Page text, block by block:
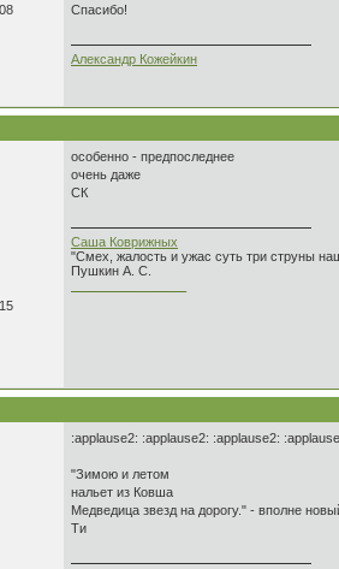
Спасибо!
Александр Кожейкин
особенно - предпоследнее
очень даже
СК
Саша Коврижных
"Смех, жалость и ужас суть три струны
Пушкин А. С.
:applause2: :applause2: :applause2:
"Зимою и летом
нальет из Ковша
Медведица звезд на дорогу." - вполне
Ти